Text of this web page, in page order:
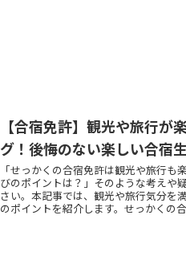
【合宿免許】観光や旅行が
グ！後悔のない楽しい合宿
「せっかくの合宿免許は観光や旅行
びのポイントは？」そのような考えや
さい。本記事では、観光や旅行気分を
のポイントを紹介します。せっかくの